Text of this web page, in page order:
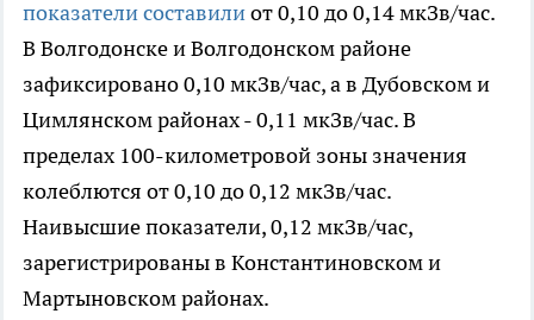
показатели составилиот 0,10 до 0,14 мкЗв/час.
В Волгодонске и Волгодонском районе
зафиксировано 0,10 мкЗв/час, а в Дубовском и
Цимлянском районах - 0,11 мкЗв/час. В
пределах 100-километровой зоны значения
колеблются от 0,10 до 0,12 мкЗв/час.
Наивысшие показатели, 0,12 мкЗв/час,
зарегистрированы в Константиновском и
Мартыновском районах.